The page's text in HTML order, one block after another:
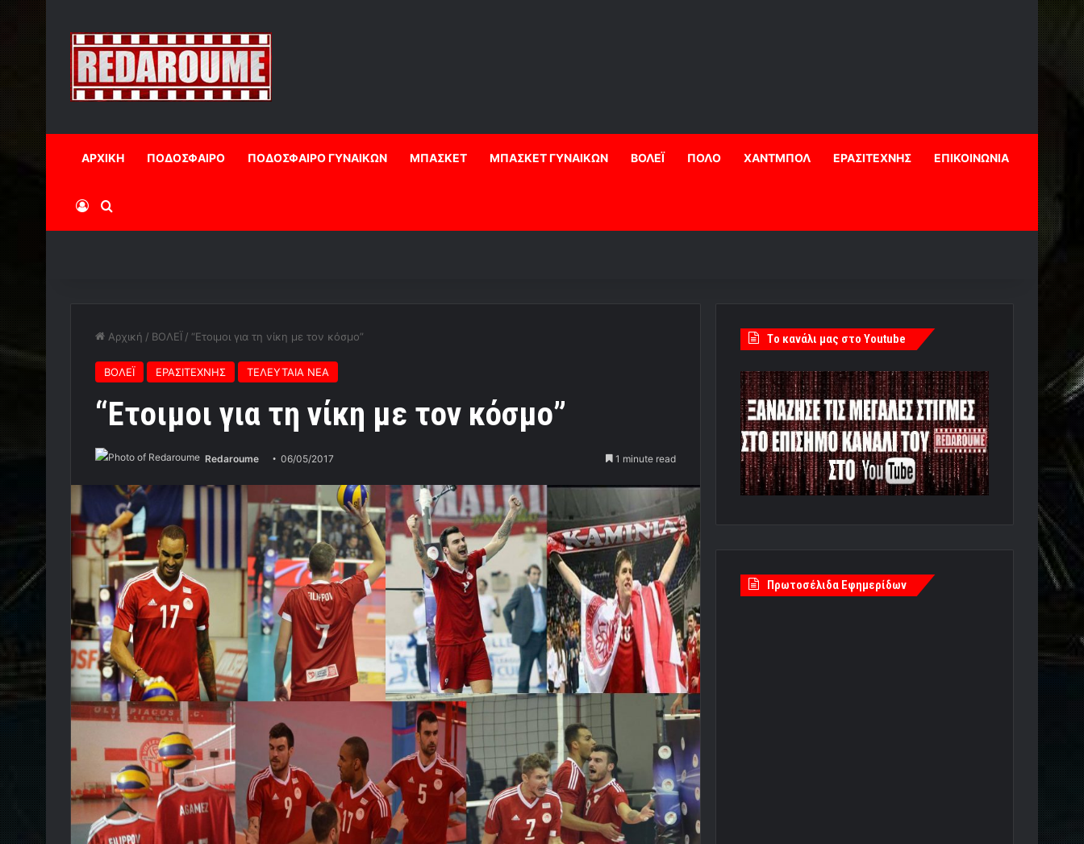
ΑΡΧΙΚΗ ΠΟΔΟΣΦΑΙΡΟ ΠΟΔΟΣΦΑΙΡΟ ΓΥΝΑΙΚΩΝ ΜΠΑΣΚΕΤ ΜΠΑΣΚΕΤ ΓΥΝΑΙΚΩΝ ΒΟΛΕΪ ΠΟΛΟ ΧΑΝΤΜΠΟΛ ΕΡΑΣΙΤΕΧΝΗΣ ΕΠΙΚΟΙΝΩΝΙΑ
Log InΑναζήτηση
Αρχική / ΒΟΛΕΪ / “Ετοιμοι για τη νίκη με τον κόσμο”
ΒΟΛΕΪ ΕΡΑΣΙΤΕΧΝΗΣ ΤΕΛΕΥΤΑΙΑ ΝΕΑ
“Ετοιμοι για τη νίκη με τον κόσμο”
Redaroume 06/05/2017 1 minute read
Tο κανάλι μας στο Youtube
Πρωτοσέλιδα Εφημερίδων